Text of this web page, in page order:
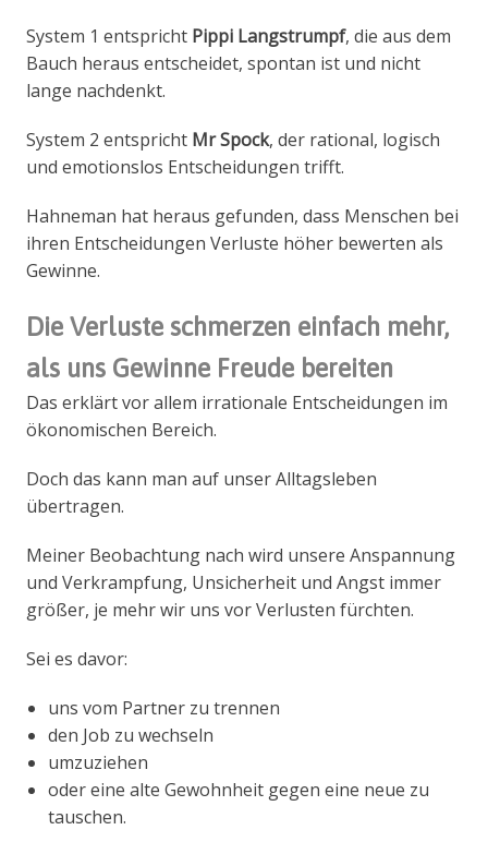
System 1 entspricht Pippi Langstrumpf, die aus dem
Bauch heraus entscheidet, spontan ist und nicht
lange nachdenkt.
System 2 entspricht Mr Spock, der rational, logisch
und emotionslos Entscheidungen trifft.
Hahneman hat heraus gefunden, dass Menschen bei
ihren Entscheidungen Verluste höher bewerten als
Gewinne.
Die Verluste schmerzen einfach mehr,
als uns Gewinne Freude bereiten
Das erklärt vor allem irrationale Entscheidungen im
ökonomischen Bereich.
Doch das kann man auf unser Alltagsleben
übertragen.
Meiner Beobachtung nach wird unsere Anspannung
und Verkrampfung, Unsicherheit und Angst immer
größer, je mehr wir uns vor Verlusten fürchten.
Sei es davor:
uns vom Partner zu trennen
den Job zu wechseln
umzuziehen
oder eine alte Gewohnheit gegen eine neue zu
tauschen.